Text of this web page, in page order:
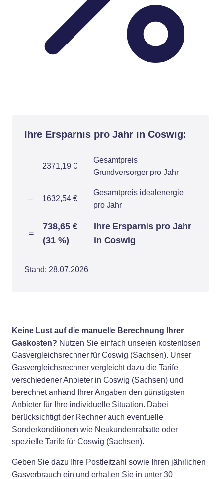
Ihre Ersparnis pro Jahr in Coswig:
2371,19 €
Gesamtpreis
Grundversorger pro Jahr
– 1632,54 €
Gesamtpreis idealenergie
pro Jahr
=
738,65 €
(31 %)
Ihre Ersparnis pro Jahr
in Coswig
Stand: 28.07.2026
Keine Lust auf die manuelle Berechnung Ihrer
Gaskosten? Nutzen Sie einfach unseren kostenlosen
Gasvergleichsrechner für Coswig (Sachsen). Unser
Gasvergleichsrechner vergleicht dazu die Tarife
verschiedener Anbieter in Coswig (Sachsen) und
berechnet anhand Ihrer Angaben den günstigsten
Anbieter für Ihre individuelle Situation. Dabei
berücksichtigt der Rechner auch eventuelle
Sonderkonditionen wie Neukundenrabatte oder
spezielle Tarife für Coswig (Sachsen).
Geben Sie dazu Ihre Postleitzahl sowie Ihren jährlichen
Gasverbrauch ein und erhalten Sie in unter 30